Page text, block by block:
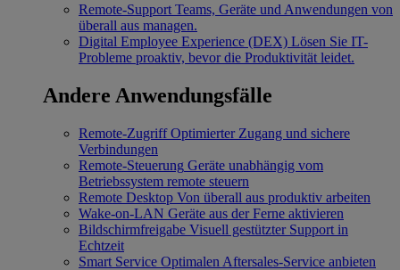
Remote-Support Teams, Geräte und Anwendungen von
überall aus managen.
Digital Employee Experience (DEX) Lösen Sie IT-
Probleme proaktiv, bevor die Produktivität leidet.
Andere Anwendungsfälle
Remote-Zugriff Optimierter Zugang und sichere
Verbindungen
Remote-Steuerung Geräte unabhängig vom
Betriebssystem remote steuern
Remote Desktop Von überall aus produktiv arbeiten
Wake-on-LAN Geräte aus der Ferne aktivieren
Bildschirmfreigabe Visuell gestützter Support in
Echtzeit
Smart Service Optimalen Aftersales-Service anbieten